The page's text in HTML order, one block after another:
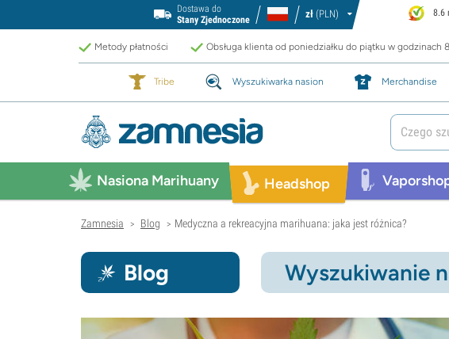
Dostawa do
Stany Zjednoczone
zł (PLN) 8.6
Metody płatności Obsługa klienta od poniedziałku do piątku w godzinach
Tribe Wyszukiwarka nasion Merchandise
Nasiona Marihuany Headshop
Zamnesia > Blog > Medyczna a rekreacyjna marihuana: jaka jest różnica?
Blog Wyszukiwanie